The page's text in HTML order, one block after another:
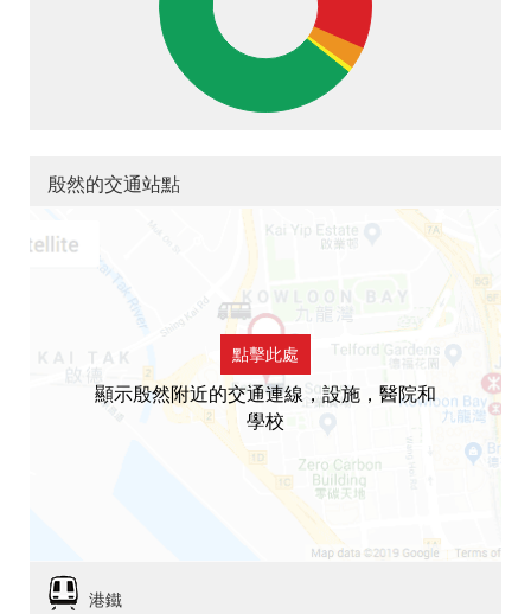
殷然的交通站點
點擊此處
顯示殷然附近的交通連線，設施，醫院和
學校
港鐵